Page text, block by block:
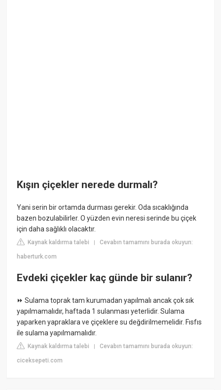
Kışın çiçekler nerede durmalı?
Yani serin bir ortamda durması gerekir. Oda sıcaklığında
bazen bozulabilirler. O yüzden evin neresi serinde bu çiçek
için daha sağlıklı olacaktır.
Kaynak kaldırma talebi |Cevabın tamamını burada okuyun:
haberturk.com
Evdeki çiçekler kaç günde bir sulanır?
⏩ Sulama toprak tam kurumadan yapılmalı ancak çok sık
yapılmamalıdır, haftada 1 sulanması yeterlidir. Sulama
yaparken yapraklara ve çiçeklere su değdirilmemelidir. Fısfıs
ile sulama yapılmamalıdır.
Kaynak kaldırma talebi |Cevabın tamamını burada okuyun:
ciceksepeti.com